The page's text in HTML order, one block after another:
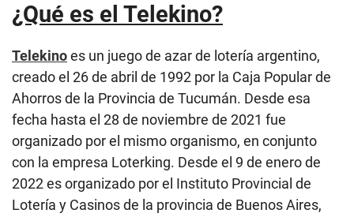
¿Qué es el Telekino?
Telekinoes un juego de azar de lotería argentino,
creado el 26 de abril de 1992 por la Caja Popular de
Ahorros de la Provincia de Tucumán. Desde esa
fecha hasta el 28 de noviembre de 2021 fue
organizado por el mismo organismo, en conjunto
con la empresa Loterking. Desde el 9 de enero de
2022 es organizado por el Instituto Provincial de
Lotería y Casinos de la provincia de Buenos Aires,